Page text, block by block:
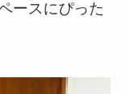
ースにぴった